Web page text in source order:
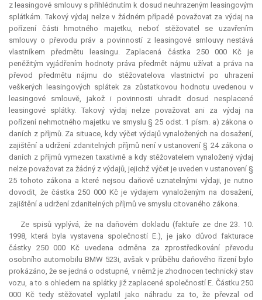
z leasingové smlouvy s přihlédnutím k dosud neuhrazeným leasingovým
splátkám. Takový výdaj nelze v žádném případě považovat za výdaj na
pořízení části hmotného majetku, neboť stěžovatel se uzavřením
smlouvy o převodu práv a povinností z leasingové smlouvy nestává
vlastníkem předmětu leasingu. Zaplacená částka 250 000 Kč je
peněžitým vyjádřením hodnoty práva předmět nájmu užívat a práva na
převod předmětu nájmu do stěžovatelova vlastnictví po uhrazení
veškerých leasingových splátek za zůstatkovou hodnotu uvedenou v
leasingové smlouvě, jakož i povinnosti uhradit dosud nesplacené
leasingové splátky. Takový výdaj nelze považovat ani za výdaj na
pořízení nehmotného majetku ve smyslu § 25 odst. 1 písm. a) zákona o
daních z příjmů. Za situace, kdy výčet výdajů vynaložených na dosažení,
zajištění a udržení zdanitelných příjmů není v ustanovení § 24 zákona o
daních z příjmů vymezen taxativně a kdy stěžovatelem vynaložený výdaj
nelze považovat za žádný z výdajů, jejichž výčet je uveden v ustanovení §
25 tohoto zákona a které nejsou daňově uznatelnými výdaji, je nutno
dovodit, že částka 250 000 Kč je výdajem vynaloženým na dosažení,
zajištění a udržení zdanitelných příjmů ve smyslu citovaného zákona.
Ze spisů vyplývá, že na daňovém dokladu (faktuře ze dne 23. 10.
1998, která byla vystavena společností E.), je jako důvod fakturace
částky 250 000 Kč uvedena odměna za zprostředkování převodu
osobního automobilu BMW 523i, avšak v průběhu daňového řízení bylo
prokázáno, že se jedná o odstupné, v němž je zhodnocen technický stav
vozu, a to s ohledem na splátky již zaplacené společností E. Částku 250
000 Kč tedy stěžovatel vyplatil jako náhradu za to, že převzal od